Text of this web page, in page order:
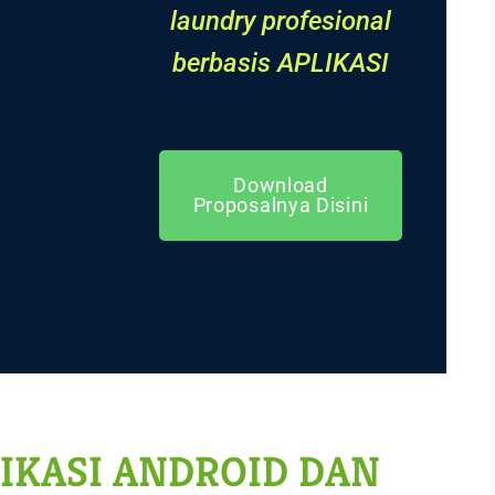
laundry profesional
berbasis APLIKASI
Download
Proposalnya Disini
ANDROID DAN